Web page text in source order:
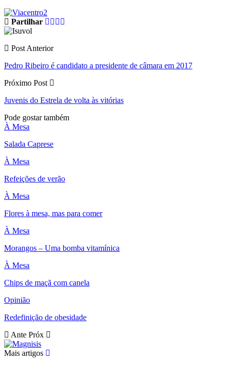
Partilhar
Post Anterior
Pedro Ribeiro é candidato a presidente de câmara em 2017
Próximo Post
Juvenis do Estrela de volta às vitórias
Pode gostar também
À Mesa
Salada Caprese
À Mesa
Refeições de verão
À Mesa
Flores à mesa, mas para comer
À Mesa
Morangos – Uma bomba vitamínica
À Mesa
Chips de maçã com canela
Opinião
Redefinição de obesidade
Ante Próx
Mais artigos